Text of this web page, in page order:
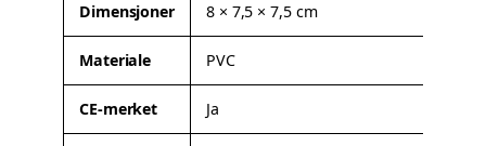
t
ri
b
u
t
e
d
i
Dimensjoner 8 × 7,5 × 7,5 cm
Materiale PVC
CE-merket Ja